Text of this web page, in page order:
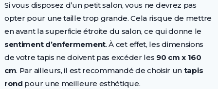
Si vous disposez d’un petit salon, vous ne devrez pas
opter pour une taille trop grande. Cela risque de mettre
en avant la superficie étroite du salon, ce qui donne le
sentiment d’enfermement. À cet effet, les dimensions
de votre tapis ne doivent pas excéder les 90 cm x 160
cm. Par ailleurs, il est recommandé de choisir un tapis
rond pour une meilleure esthétique.